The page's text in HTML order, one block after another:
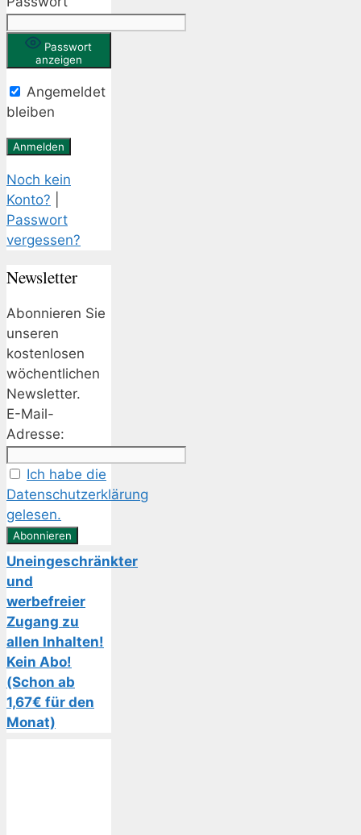
Passwort
anzeigen
Angemeldet
bleiben
Noch kein
Konto?
Passwort
vergessen?
Newsletter
Abonnieren Sie
unseren
kostenlosen
wöchentlichen
Newsletter.
E-Mail-
Adresse:
Ich habe die
Datenschutzerklärung
gelesen.
Uneingeschränkter
und
werbefreier
Zugang zu
allen Inhalten!
Kein Abo!
(Schon ab
1,67€ für den
Monat)